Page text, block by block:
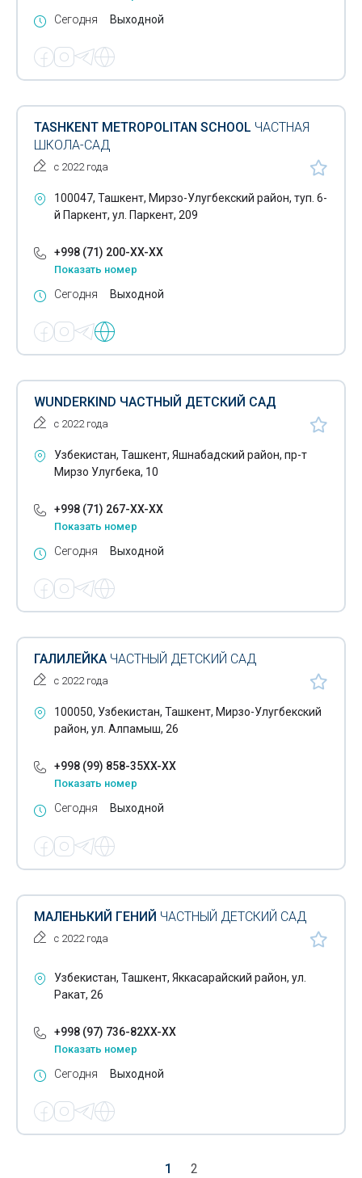
Сегодня Выходной
TASHKENT METROPOLITAN SCHOOL ЧАСТНАЯ
ШКОЛА-САД
с 2022 года
100047, Ташкент, Мирзо-Улугбекский район, туп. 6-
й Паркент, ул. Паркент, 209
+998 (71) 200-XX-XX
Показать номер
Сегодня Выходной
WUNDERKIND ЧАСТНЫЙ ДЕТСКИЙ САД
с 2022 года
Узбекистан, Ташкент, Яшнабадский район, пр-т
Мирзо Улугбека, 10
+998 (71) 267-XX-XX
Показать номер
Сегодня Выходной
ГАЛИЛЕЙКА ЧАСТНЫЙ ДЕТСКИЙ САД
с 2022 года
100050, Узбекистан, Ташкент, Мирзо-Улугбекский
район, ул. Алпамыш, 26
+998 (99) 858-35XX-XX
Показать номер
Сегодня Выходной
МАЛЕНЬКИЙ ГЕНИЙ ЧАСТНЫЙ ДЕТСКИЙ САД
с 2022 года
Узбекистан, Ташкент, Яккасарайский район, ул.
Ракат, 26
+998 (97) 736-82XX-XX
Показать номер
Сегодня Выходной
1 2